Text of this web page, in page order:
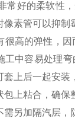
常好的柔软性
像素管可以抑
高的弹性，因
工中容易处理
套上后一起安
包上粘合，确
需另加隔汽层